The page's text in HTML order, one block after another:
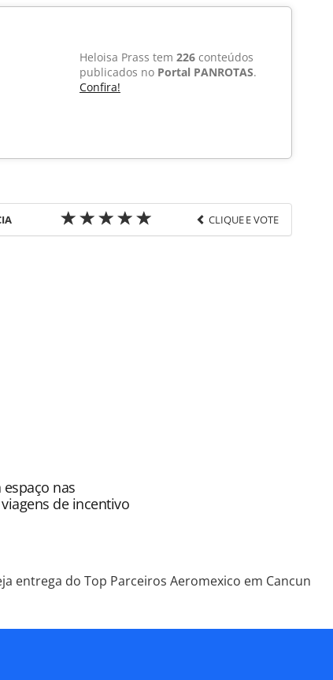
Heloisa Prass tem 226 conteúdos
publicados no Portal PANROTAS.
Confira!
CLIQUE E VOTE
aviacao/2009/12/veja-entrega-do-top-
ou as ferramentas oferecidas na página.
nas
de incentivo
entrega do Top Parceiros Aeromexico em Cancun